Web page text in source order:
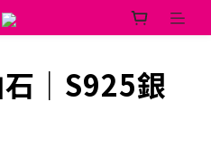
｜S925銀